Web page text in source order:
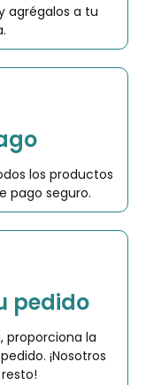
agrégalos a tu
los productos
pago seguro.
pedido
proporciona la
¡Nosotros